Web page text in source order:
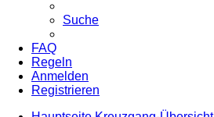
Suche
FAQ
Regeln
Anmelden
Registrieren